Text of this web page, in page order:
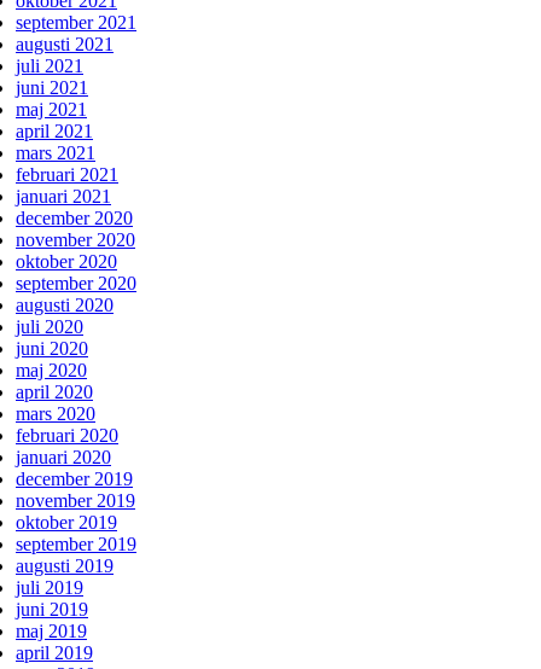
september 2021
augusti 2021
juli 2021
juni 2021
maj 2021
april 2021
mars 2021
februari 2021
januari 2021
december 2020
november 2020
oktober 2020
september 2020
augusti 2020
juli 2020
juni 2020
maj 2020
april 2020
mars 2020
februari 2020
januari 2020
december 2019
november 2019
oktober 2019
september 2019
augusti 2019
juli 2019
juni 2019
maj 2019
april 2019